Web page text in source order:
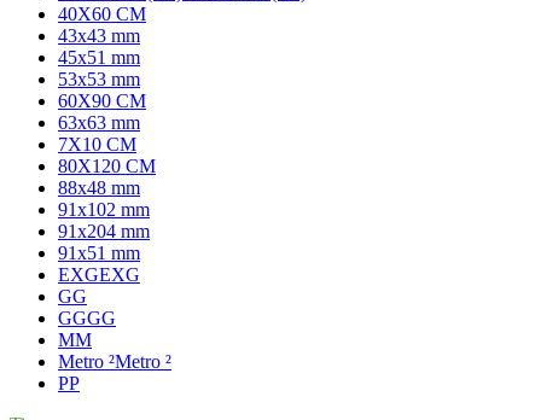
40X60 CM
43x43 mm
45x51 mm
53x53 mm
60X90 CM
63x63 mm
7X10 CM
80X120 CM
88x48 mm
91x102 mm
91x204 mm
91x51 mm
EXGEXG
GG
GGGG
MM
Metro ²Metro ²
PP